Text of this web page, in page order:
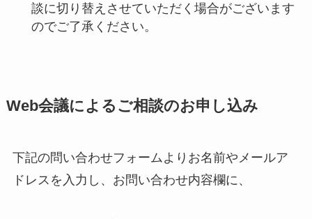
談に切り替えさせていただく場合がございます
のでご了承ください。
Web会議によるご相談のお申し込み
下記の問い合わせフォームよりお名前やメールア
ドレスを入力し、お問い合わせ内容欄に、